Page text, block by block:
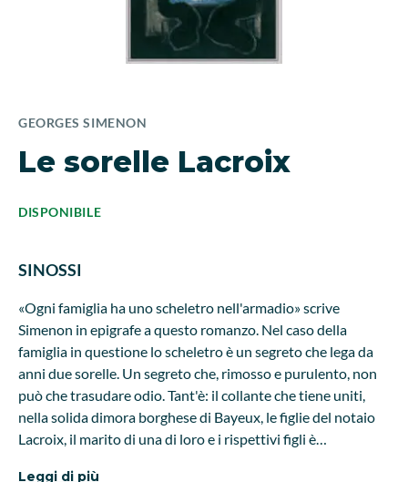
GEORGES SIMENON
Le sorelle Lacroix
DISPONIBILE
SINOSSI
«Ogni famiglia ha uno scheletro nell'armadio» scrive
Simenon in epigrafe a questo romanzo. Nel caso della
famiglia in questione lo scheletro è un segreto che lega da
anni due sorelle. Un segreto che, rimosso e purulento, non
può che trasudare odio. Tant'è: il collante che tiene uniti,
nella solida dimora borghese di Bayeux, le figlie del notaio
Lacroix, il marito di una di loro e i rispettivi figli è
Leggi di più